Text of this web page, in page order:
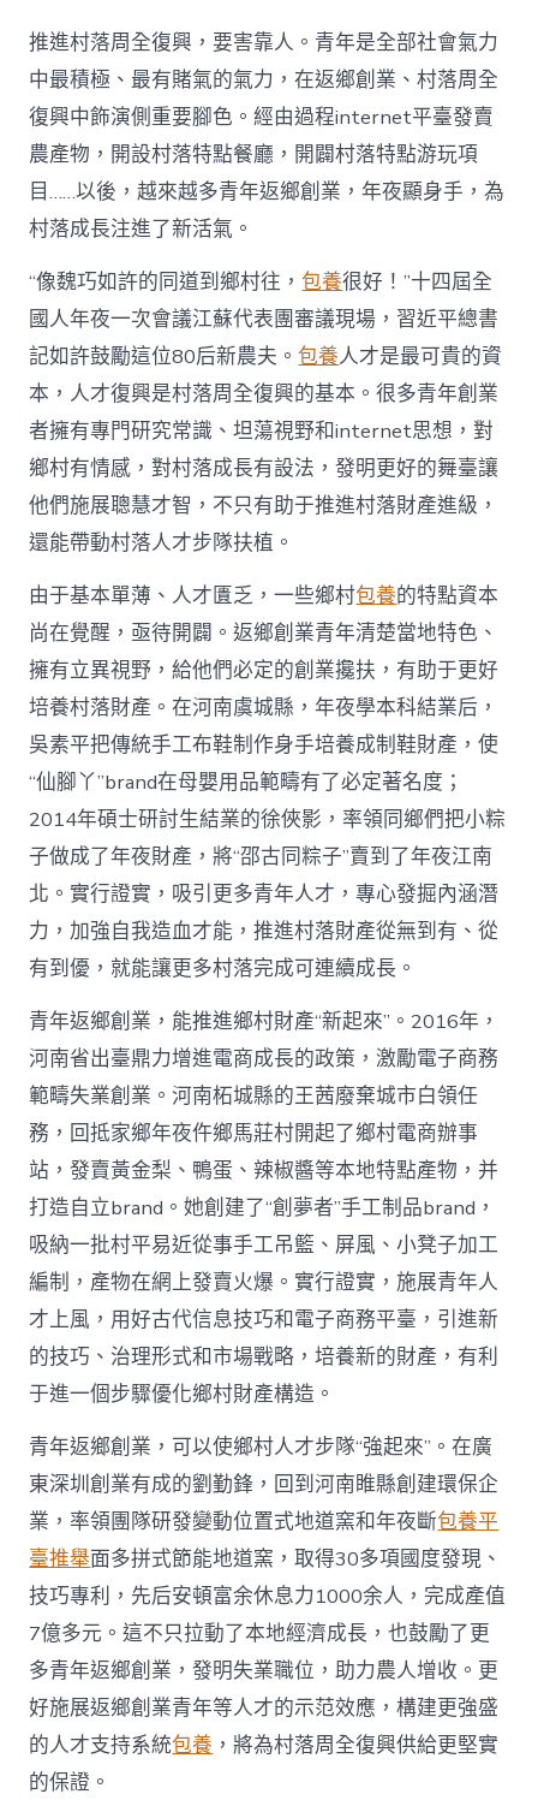
落
財
產
復
興
注
進
人
水
甜
心
寶
物
查
包
養
網
_
中
中
推進村落周全復興，要害靠人。青年是全部社會氣力
中最積極、最有賭氣的氣力，在返鄉創業、村落周全
復興中飾演側重要腳色。經由過程internet平臺發賣
農產物，開設村落特點餐廳，開闢村落特點游玩項
目……以後，越來越多青年返鄉創業，年夜顯身手，為
村落成長注進了新活氣。
“像魏巧如許的同道到鄉村往，包養很好！”十四屆全
國人年夜一次會議江蘇代表團審議現場，習近平總書
記如許鼓勵這位80后新農夫。包養人才是最可貴的資
本，人才復興是村落周全復興的基本。很多青年創業
者擁有專門研究常識、坦蕩視野和internet思想，對
鄉村有情感，對村落成長有設法，發明更好的舞臺讓
他們施展聰慧才智，不只有助于推進村落財產進級，
還能帶動村落人才步隊扶植。
由于基本單薄、人才匱乏，一些鄉村包養的特點資本
尚在覺醒，亟待開闢。返鄉創業青年清楚當地特色、
擁有立異視野，給他們必定的創業攙扶，有助于更好
培養村落財產。在河南虞城縣，年夜學本科結業后，
吳素平把傳統手工布鞋制作身手培養成制鞋財產，使
“仙腳丫”brand在母嬰用品範疇有了必定著名度；
2014年碩士研討生結業的徐俠影，率領同鄉們把小粽
子做成了年夜財產，將“邵古同粽子”賣到了年夜江南
北。實行證實，吸引更多青年人才，專心發掘內涵潛
力，加強自我造血才能，推進村落財產從無到有、從
有到優，就能讓更多村落完成可連續成長。
青年返鄉創業，能推進鄉村財產“新起來”。2016年，
河南省出臺鼎力增進電商成長的政策，激勵電子商務
範疇失業創業。河南柘城縣的王茜廢棄城市白領任
務，回抵家鄉年夜仵鄉馬莊村開起了鄉村電商辦事
站，發賣黃金梨、鴨蛋、辣椒醬等本地特點產物，并
打造自立brand。她創建了“創夢者”手工制品brand，
吸納一批村平易近從事手工吊籃、屏風、小凳子加工
編制，產物在網上發賣火爆。實行證實，施展青年人
才上風，用好古代信息技巧和電子商務平臺，引進新
的技巧、治理形式和市場戰略，培養新的財產，有利
于進一個步驟優化鄉村財產構造。
青年返鄉創業，可以使鄉村人才步隊“強起來”。在廣
東深圳創業有成的劉勤鋒，回到河南睢縣創建環保企
業，率領團隊研發變動位置式地道窯和年夜斷包養平
臺推舉面多拼式節能地道窯，取得30多項國度發現、
技巧專利，先后安頓富余休息力1000余人，完成產值
7億多元。這不只拉動了本地經濟成長，也鼓勵了更
多青年返鄉創業，發明失業職位，助力農人增收。更
好施展返鄉創業青年等人才的示范效應，構建更強盛
的人才支持系統包養 ，將為村落周全復興供給更堅實
的保證。